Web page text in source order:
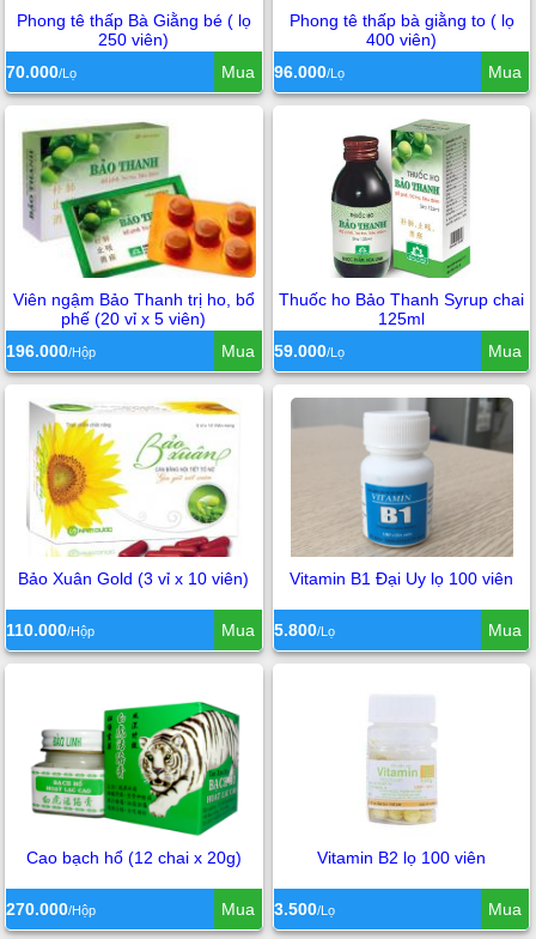
Phong tê thấp Bà Giằng bé ( lọ
250 viên)
70.000/Lọ Mua
Phong tê thấp bà giằng to ( lọ
400 viên)
96.000/Lọ Mua
Viên ngậm Bảo Thanh trị ho, bổ
phế (20 vỉ x 5 viên)
196.000/Hộp Mua
Thuốc ho Bảo Thanh Syrup chai
125ml
59.000/Lọ Mua
Bảo Xuân Gold (3 vỉ x 10 viên)
110.000/Hộp Mua
Vitamin B1 Đại Uy lọ 100 viên
5.800/Lọ Mua
Cao bạch hổ (12 chai x 20g)
270.000/Hộp Mua
Vitamin B2 lọ 100 viên
3.500/Lọ Mua